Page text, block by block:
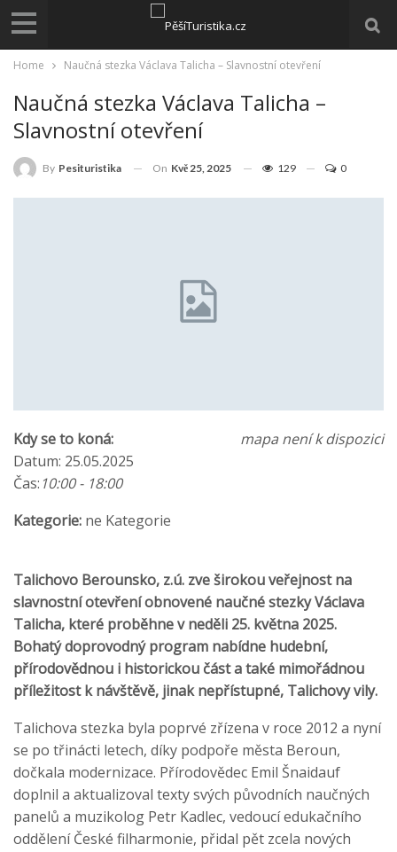
Home Naučná stezka Václava Talicha – Slavnostní otevření
Naučná stezka Václava Talicha –
Slavnostní otevření
By Pesituristika On Kvě 25, 2025 129 0
mapa není k dispozici
Kdy se to koná:
Datum: 25.05.2025
Čas: 10:00 - 18:00
Kategorie: ne Kategorie
Talichovo Berounsko, z.ú. zve širokou veřejnost na
slavnostní otevření obnovené naučné stezky Václava
Talicha, které proběhne v neděli 25. května 2025.
Bohatý doprovodný program nabídne hudební,
přírodovědnou i historickou část a také mimořádnou
příležitost k návštěvě, jinak nepřístupné, Talichovy vily.
Talichova stezka byla poprvé zřízena v roce 2012 a nyní
se po třinácti letech, díky podpoře města Beroun,
dočkala modernizace. Přírodovědec Emil Šnaidauf
doplnil a aktualizoval texty svých původních naučných
panelů a muzikolog Petr Kadlec, vedoucí edukačního
oddělení České filharmonie, přidal pět zcela nových